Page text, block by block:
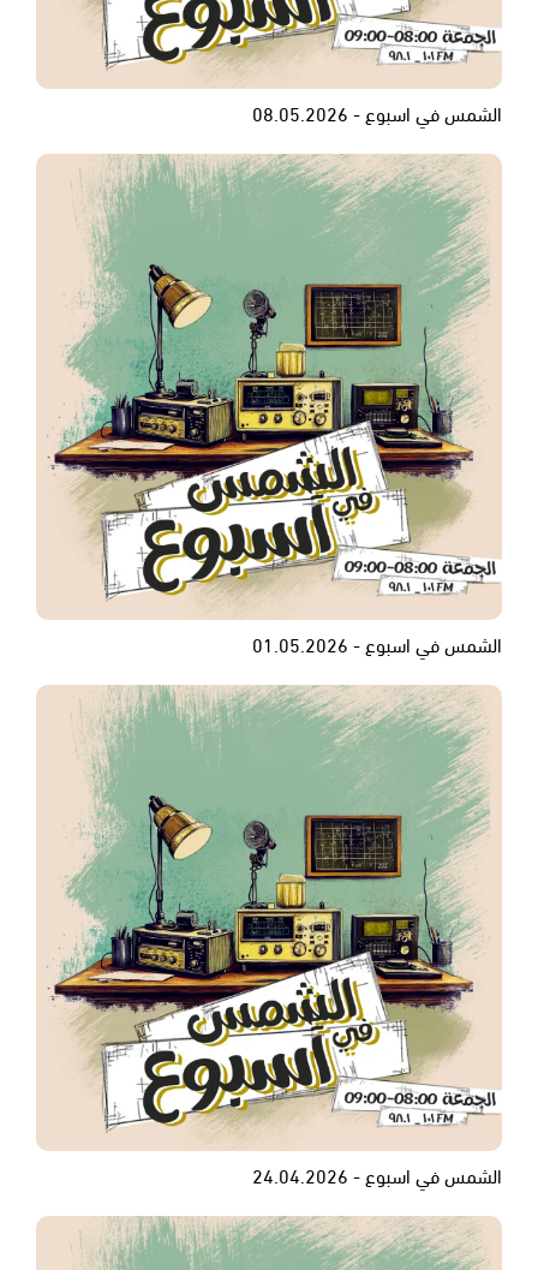
الشمس في اسبوع - 08.05.2026
الشمس في اسبوع - 01.05.2026
الشمس في اسبوع - 24.04.2026